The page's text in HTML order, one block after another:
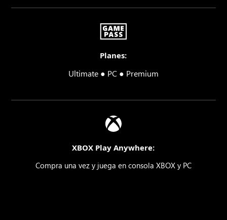
Planes:
Ultimate ● PC ● Premium
XBOX Play Anywhere:
Compra una vez y juega en consola XBOX y PC